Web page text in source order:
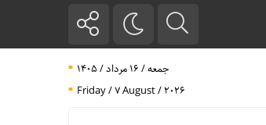
جمعه / ۱۶ مرداد / ۱۴۰۵
Friday / 7 August / 2026